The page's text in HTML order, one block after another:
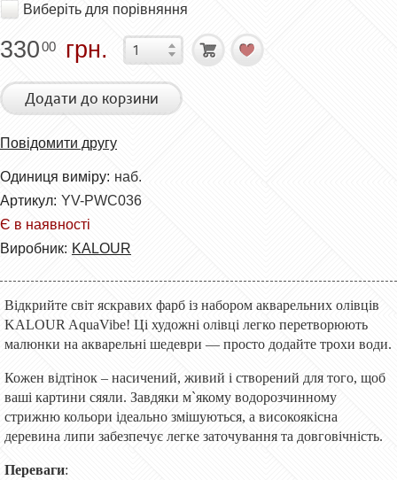
Виберіть для порівняння
33000 грн.
Додати до корзини
Повідомити другу
Одиниця виміру: наб.
Артикул: YV-PWC036
Є в наявності
Виробник: KALOUR
Відкрийте світ яскравих фарб із набором акварельних олівців
KALOUR AquaVibe! Ці художні олівці легко перетворюють
малюнки на акварельні шедеври — просто додайте трохи води.
Кожен відтінок – насичений, живий і створений для того, щоб
ваші картини сяяли. Завдяки м`якому водорозчинному
стрижню кольори ідеально змішуються, а високоякісна
деревина липи забезпечує легке заточування та довговічність.
Переваги: